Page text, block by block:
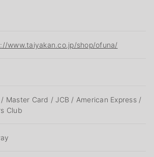
www.taiyakan.co.jp/shop/ofuna/
/ Master Card / JCB / American Express /
Club